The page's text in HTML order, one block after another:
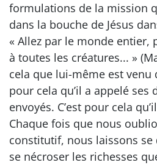
formulations de la mission
dans la bouche de Jésus
« Allez par le monde entier,
à toutes les créatures... »
cela que lui-même est venu
pour cela qu’il a appelé ses
envoyés. C’est pour cela
Chaque fois que nous
constitutif, nous laissons
se nécroser les richesses